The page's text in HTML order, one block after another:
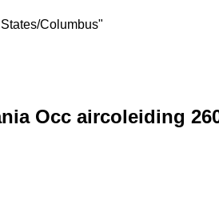
Columbus"
Occ aircoleiding